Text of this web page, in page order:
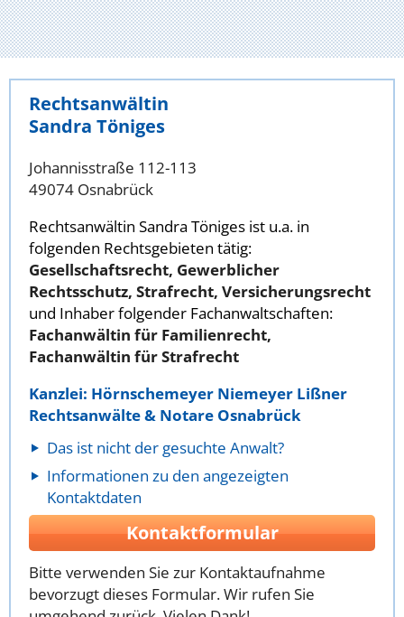
Rechtsanwältin
Sandra Töniges
Johannisstraße 112-113
49074 Osnabrück
Rechtsanwältin Sandra Töniges ist u.a. in
folgenden Rechtsgebieten tätig:
Gesellschaftsrecht, Gewerblicher
Rechtsschutz, Strafrecht, Versicherungsrecht
und Inhaber folgender Fachanwaltschaften:
Fachanwältin für Familienrecht,
Fachanwältin für Strafrecht
Kanzlei: Hörnschemeyer Niemeyer Lißner
Rechtsanwälte & Notare Osnabrück
Das ist nicht der gesuchte Anwalt?
Informationen zu den angezeigten
Kontaktdaten
Kontaktformular
Bitte verwenden Sie zur Kontaktaufnahme
bevorzugt dieses Formular. Wir rufen Sie